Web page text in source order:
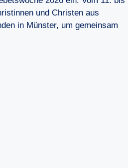
und Christen aus
in Münster, um gemeinsam